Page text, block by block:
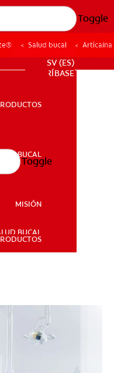
Toggle
SALUD BUCAL
PROMOCIONES
SV (ES)
SUSCRÍBASE
BUCAL
MISIÓN
BUCAL
Toggle
Salud bucal Articaína